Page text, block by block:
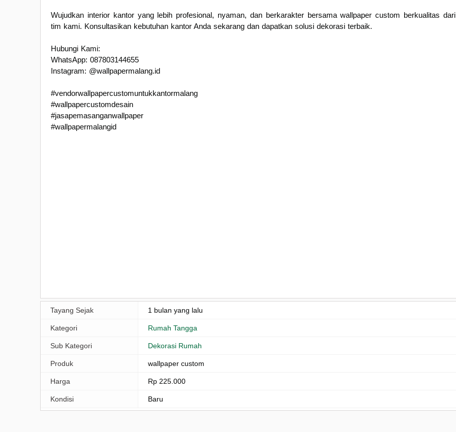
Wujudkan interior kantor yang lebih profesional, nyaman, dan berkarakter bersama wallpaper custom berkualitas dari
tim kami. Konsultasikan kebutuhan kantor Anda sekarang dan dapatkan solusi dekorasi terbaik.
Hubungi Kami:
WhatsApp: 087803144655
Instagram: @wallpapermalang.id
#vendorwallpapercustomuntukkantormalang
#wallpapercustomdesain
#jasapemasanganwallpaper
#wallpapermalangid
Tayang Sejak 1 bulan yang lalu
Kategori Rumah Tangga
Sub Kategori Dekorasi Rumah
Produk wallpaper custom
Harga Rp 225.000
Kondisi Baru